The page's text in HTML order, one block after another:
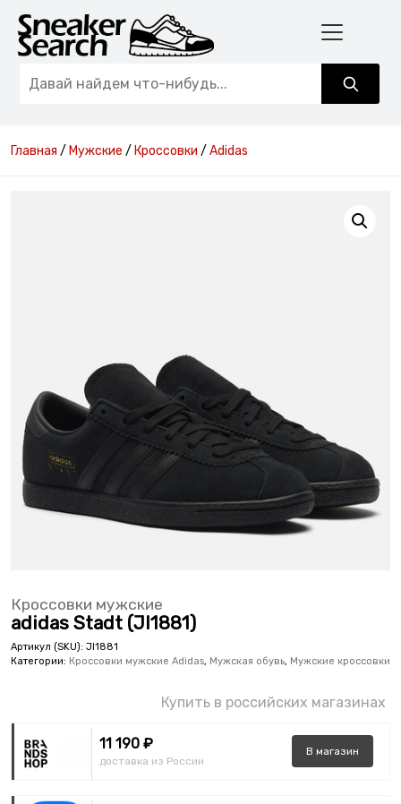
Главная / Мужские / Кроссовки / Adidas
Кроссовки мужские
adidas Stadt (JI1881)
Артикул (SKU): JI1881
Категории: Кроссовки мужские Adidas, Мужская обувь, Мужские кроссовки
Купить в российских магазинах
11 190 ₽
доставка из России
В магазин